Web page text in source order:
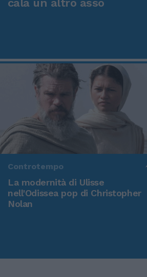
cala un altro asso
Controtempo
La modernità di Ulisse
nell'Odissea pop di Christopher
Nolan